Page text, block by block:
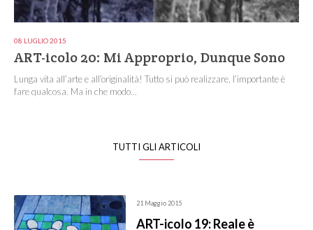
08 LUGLIO 2015
ART-icolo 20: Mi Approprio, Dunque Sono
Lunga vita all’arte e all’originalità! Tutto si può realizzare, l’importante è
fare qualcosa. Ma in che modo...
TUTTI GLI ARTICOLI
21 Maggio 2015
ART-icolo 19: Reale è